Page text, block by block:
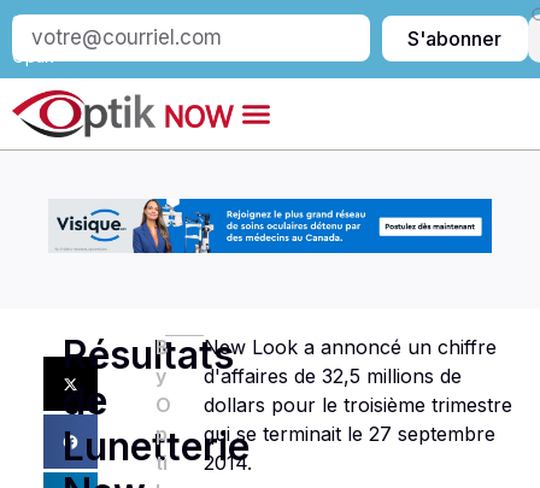
S’abonner
Optik
S'abonner
Résultats
de
Lunetterie
B
y
O
p
ti
New Look a annoncé un chiffre
d'affaires de 32,5 millions de
dollars pour le troisième trimestre
qui se terminait le 27 septembre
2014.